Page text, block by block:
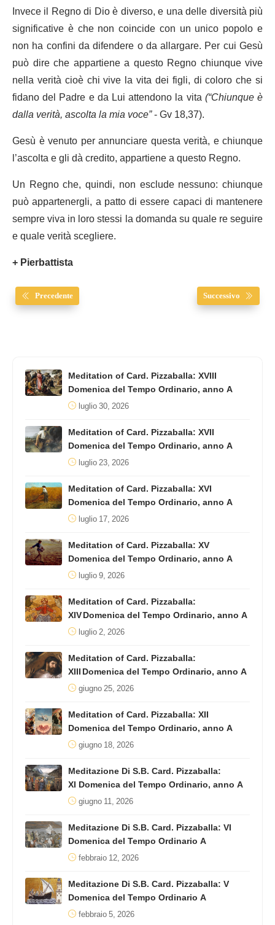
Invece il Regno di Dio è diverso, e una delle diversità più
significative è che non coincide con un unico popolo e
non ha confini da difendere o da allargare. Per cui Gesù
può dire che appartiene a questo Regno chiunque vive
nella verità cioè chi vive la vita dei figli, di coloro che si
fidano del Padre e da Lui attendono la vita(“Chiunque è
dalla verità, ascolta la mia voce”- Gv 18,37).
Gesù è venuto per annunciare questa verità, e chiunque
l’ascolta e gli dà credito, appartiene a questo Regno.
Un Regno che, quindi, non esclude nessuno: chiunque
può appartenergli, a patto di essere capaci di mantenere
sempre viva in loro stessi la domanda su quale re seguire
e quale verità scegliere.
+ Pierbattista
Precedente Successivo
Meditation of Card. Pizzaballa: XVIII
Domenica del Tempo Ordinario, anno A
luglio 30, 2026
Meditation of Card. Pizzaballa: XVII
Domenica del Tempo Ordinario, anno A
luglio 23, 2026
Meditation of Card. Pizzaballa: XVI
Domenica del Tempo Ordinario, anno A
luglio 17, 2026
Meditation of Card. Pizzaballa: XV
Domenica del Tempo Ordinario, anno A
luglio 9, 2026
Meditation of Card. Pizzaballa:
XIV Domenica del Tempo Ordinario, anno A
luglio 2, 2026
Meditation of Card. Pizzaballa:
XIII Domenica del Tempo Ordinario, anno A
giugno 25, 2026
Meditation of Card. Pizzaballa: XII
Domenica del Tempo Ordinario, anno A
giugno 18, 2026
Meditazione Di S.B. Card. Pizzaballa:
XI Domenica del Tempo Ordinario, anno A
giugno 11, 2026
Meditazione Di S.B. Card. Pizzaballa: VI
Domenica del Tempo Ordinario A
febbraio 12, 2026
Meditazione Di S.B. Card. Pizzaballa: V
Domenica del Tempo Ordinario A
febbraio 5, 2026